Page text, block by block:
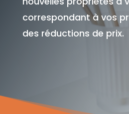
correspondant à vos
des réductions de prix.